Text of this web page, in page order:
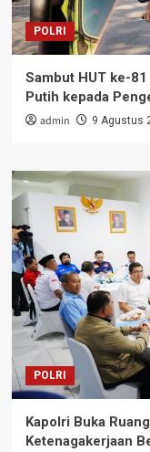
POLRI
Sambut HUT ke-
Putih kepada
admin 9 Agustus
POLRI
Kapolri Buka
Ketenagakerjaan